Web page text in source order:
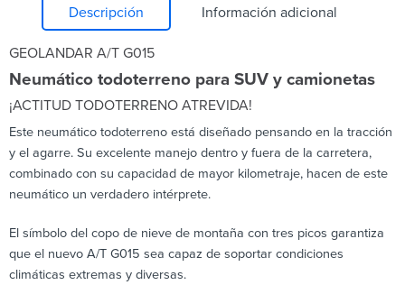
Descripción Información adicional
GEOLANDAR A/T G015
Neumático todoterreno para SUV y camionetas
¡ACTITUD TODOTERRENO ATREVIDA!
Este neumático todoterreno está diseñado pensando en la tracción
y el agarre. Su excelente manejo dentro y fuera de la carretera,
combinado con su capacidad de mayor kilometraje, hacen de este
neumático un verdadero intérprete.
El símbolo del copo de nieve de montaña con tres picos garantiza
que el nuevo A/T G015 sea capaz de soportar condiciones
climáticas extremas y diversas.